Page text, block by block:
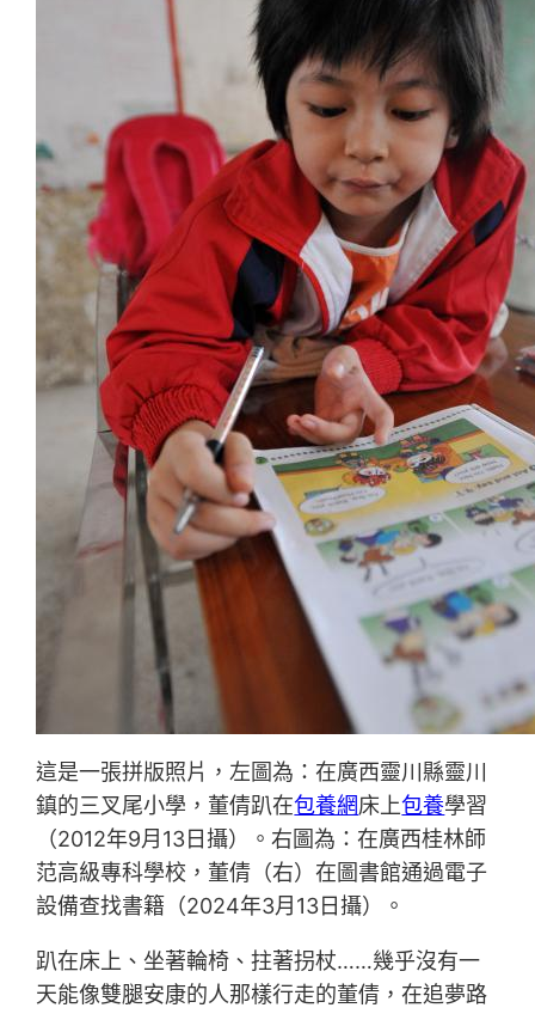
這是一張拼版照片，左圖為：在廣西靈川縣靈川
鎮的三叉尾小學，董倩趴在包養網床上包養學習
（2012年9月13日攝）。右圖為：在廣西桂林師
范高級專科學校，董倩（右）在圖書館通過電子
設備查找書籍（2024年3月13日攝）。
趴在床上、坐著輪椅、拄著拐杖……幾乎沒有一
天能像雙腿安康的人那樣行走的董倩，在追夢路